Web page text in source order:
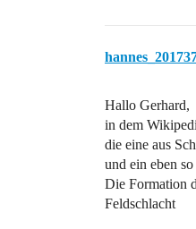
Hallo Gerhard,
in dem
die eine aus
und ein eben
Die Formation
Feldschlacht